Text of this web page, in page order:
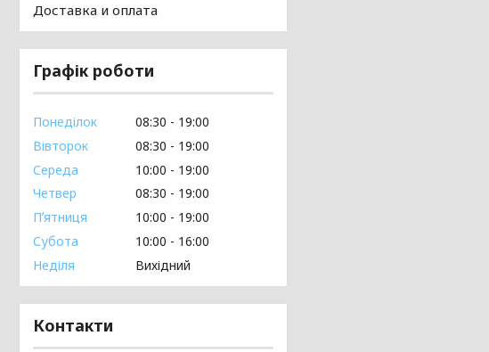
Доставка и оплата
Графік роботи
Понеділок 08:30
19:00
Вівторок
08:30
19:00
Середа
10:00
19:00
Четвер
08:30
19:00
Пʼятниця
10:00
19:00
Субота
10:00
16:00
Неділя
Вихідний
Контакти